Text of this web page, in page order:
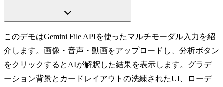
このデモはGemini File APIを使ったマルチモーダル入力を紹
介します。画像・音声・動画をアップロードし、分析ボタン
をクリックするとAIが解釈した結果を表示します。グラデ
ーション背景とカードレイアウトの洗練されたUI、ローデ